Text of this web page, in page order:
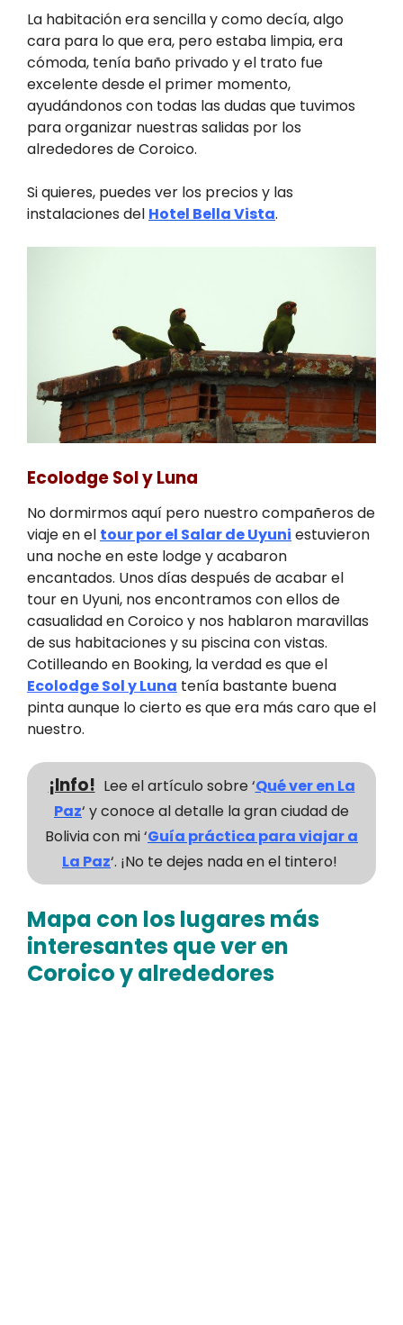
La habitación era sencilla y como decía, algo
cara para lo que era, pero estaba limpia, era
cómoda, tenía baño privado y el trato fue
excelente desde el primer momento,
ayudándonos con todas las dudas que tuvimos
para organizar nuestras salidas por los
alrededores de Coroico.
Si quieres, puedes ver los precios y las
instalaciones del Hotel Bella Vista.
Ecolodge Sol y Luna
No dormirmos aquí pero nuestro compañeros de
viaje en el tour por el Salar de Uyuni estuvieron
una noche en este lodge y acabaron
encantados. Unos días después de acabar el
tour en Uyuni, nos encontramos con ellos de
casualidad en Coroico y nos hablaron maravillas
de sus habitaciones y su piscina con vistas.
Cotilleando en Booking, la verdad es que el
Ecolodge Sol y Luna tenía bastante buena
pinta aunque lo cierto es que era más caro que el
nuestro.
¡Info! Lee el artículo sobre ‘Qué ver en La
Paz‘ y conoce al detalle la gran ciudad de
Bolivia con mi ‘Guía práctica para viajar a
La Paz‘. ¡No te dejes nada en el tintero!
Mapa con los lugares más
interesantes que ver en
Coroico y alrededores